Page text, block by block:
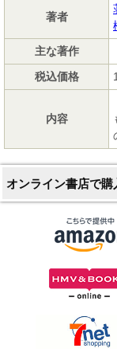
著者
主な著作
税込価格
内容
オンライン書店で購